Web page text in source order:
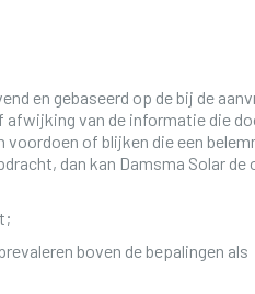
en gebaseerd op de bij de
afwijking van de informatie die
of blijken die een
dan kan Damsma Solar de
boven de bepalingen als